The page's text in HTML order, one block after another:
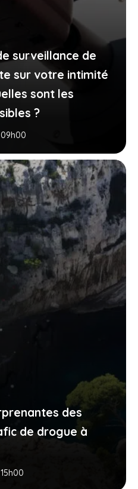
surveillance de
sur votre intimité
sont les
?
des
de drogue à